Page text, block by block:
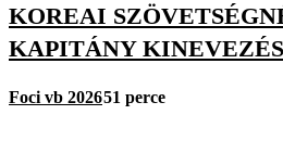
KOREAI
KAPITÁNY
Foci vb 202651 perce